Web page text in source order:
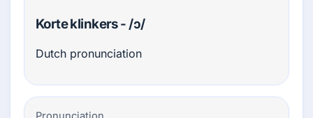
Korte klinkers - /ɔ/
Dutch pronunciation